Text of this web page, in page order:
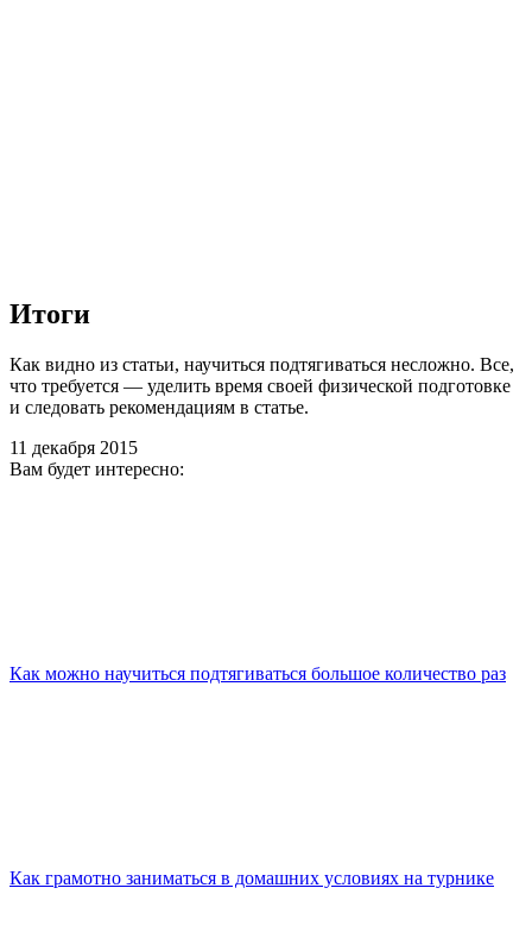
Итоги
Как видно из статьи, научиться подтягиваться несложно. Все,
что требуется — уделить время своей физической подготовке
и следовать рекомендациям в статье.
11 декабря 2015
Вам будет интересно:
Как можно научиться подтягиваться большое количество раз
Как грамотно заниматься в домашних условиях на турнике